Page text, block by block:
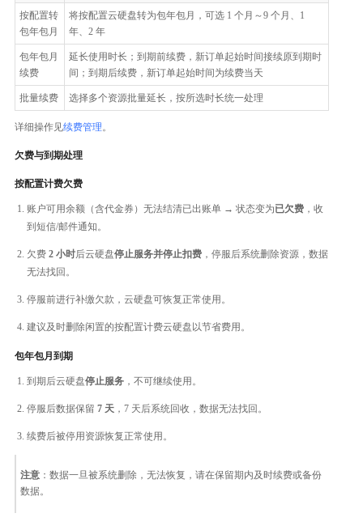
按配置转
包年包月
将按配置云硬盘转为包年包月，可选 1 个月～9 个月、1
年、2 年
包年包月
续费
延长使用时长；到期前续费，新订单起始时间接续原到期时
间；到期后续费，新订单起始时间为续费当天
批量续费 选择多个资源批量延长，按所选时长统一处理
详细操作见续费管理 。
欠费与到期处理
按配置计费欠费
账户可用余额（含代金券）无法结清已出账单 → 状态变为已欠费 ，收
到短信/邮件通知。
欠费 2 小时后云硬盘停止服务并停止扣费 ，停服后系统删除资源，数据
无法找回。
停服前进行补缴欠款，云硬盘可恢复正常使用。
建议及时删除闲置的按配置计费云硬盘以节省费用。
包年包月到期
到期后云硬盘停止服务 ，不可继续使用。
停服后数据保留 7 天 ，7 天后系统回收，数据无法找回。
续费后被停用资源恢复正常使用。
注意 ：数据一旦被系统删除，无法恢复，请在保留期内及时续费或备份
数据。